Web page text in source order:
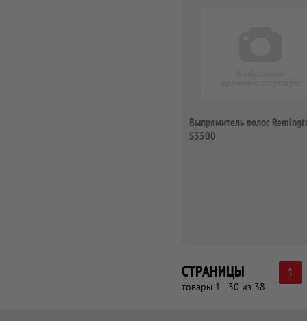
Выпрямитель волос
S3500
СТРАНИЦЫ
товары 1—30 из 38
1